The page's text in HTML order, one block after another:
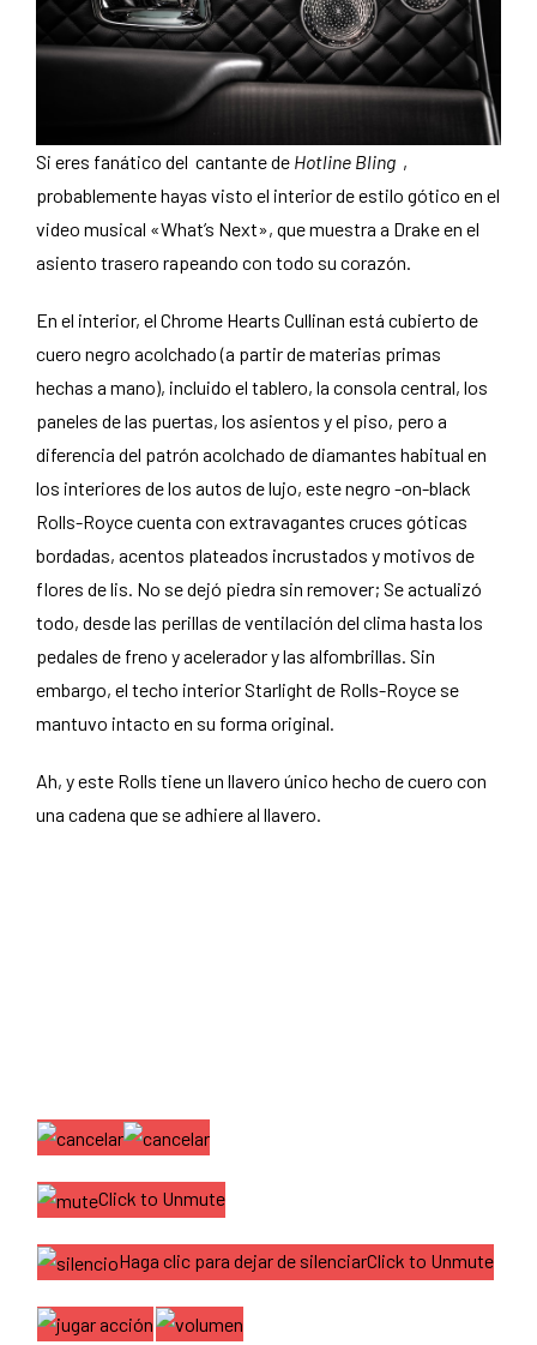
Si eres fanático del cantante de Hotline Bling ,
probablemente hayas visto el interior de estilo gótico en el
video musical «What’s Next», que muestra a Drake en el
asiento trasero rapeando con todo su corazón.
En el interior, el Chrome Hearts Cullinan está cubierto de
cuero negro acolchado (a partir de materias primas
hechas a mano), incluido el tablero, la consola central, los
paneles de las puertas, los asientos y el piso, pero a
diferencia del patrón acolchado de diamantes habitual en
los interiores de los autos de lujo, este negro -on-black
Rolls-Royce cuenta con extravagantes cruces góticas
bordadas, acentos plateados incrustados y motivos de
flores de lis. No se dejó piedra sin remover; Se actualizó
todo, desde las perillas de ventilación del clima hasta los
pedales de freno y acelerador y las alfombrillas. Sin
embargo, el techo interior Starlight de Rolls-Royce se
mantuvo intacto en su forma original.
Ah, y este Rolls tiene un llavero único hecho de cuero con
una cadena que se adhiere al llavero.
Click to Unmute
Haga clic para dejar de silenciarClick to Unmute